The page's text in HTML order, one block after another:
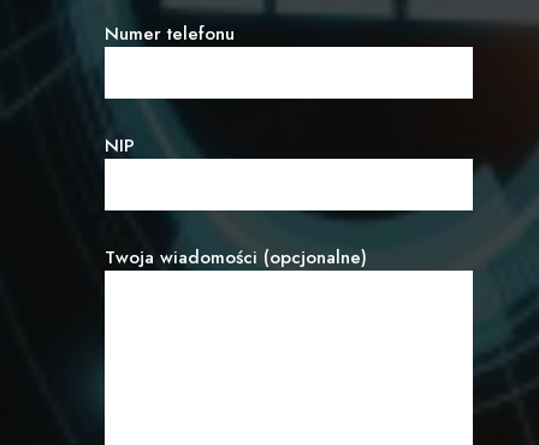
Numer telefonu
NIP
Twoja wiadomości (opcjonalne)